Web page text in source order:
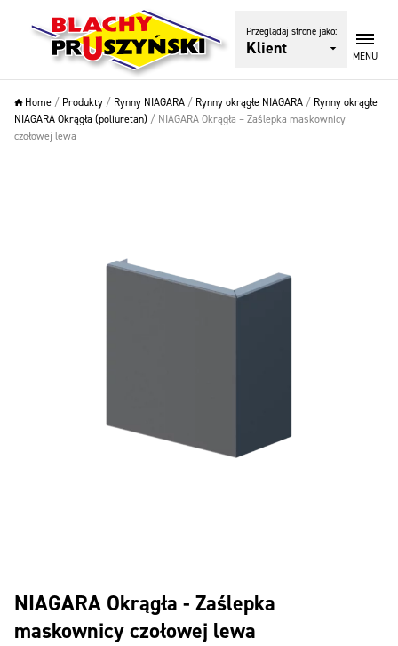
Przeglądaj stronę jako:
Klient MENU
Home / Produkty / Rynny NIAGARA / Rynny okrągłe NIAGARA / Rynny okrągłe
NIAGARA Okrągła (poliuretan) / NIAGARA Okrągła – Zaślepka maskownicy
czołowej lewa
NIAGARA Okrągła - Zaślepka
maskownicy czołowej lewa